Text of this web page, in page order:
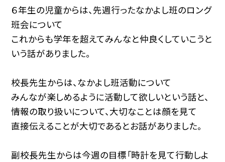
６年生の児童からは、先週行ったなかよし班のロング
班会について
これからも学年を超えてみんなと仲良くしていこうと
いう話がありました。
校長先生からは、なかよし班活動について
みんなが楽しめるように活動して欲しいという話と、
情報の取り扱いについて、大切なことは顔を見て
直接伝えることが大切であるとお話がありました。
副校長先生からは今週の目標「時計を見て行動しよ